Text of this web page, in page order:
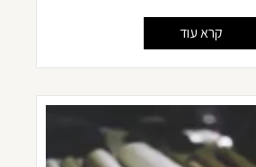
קרא עוד